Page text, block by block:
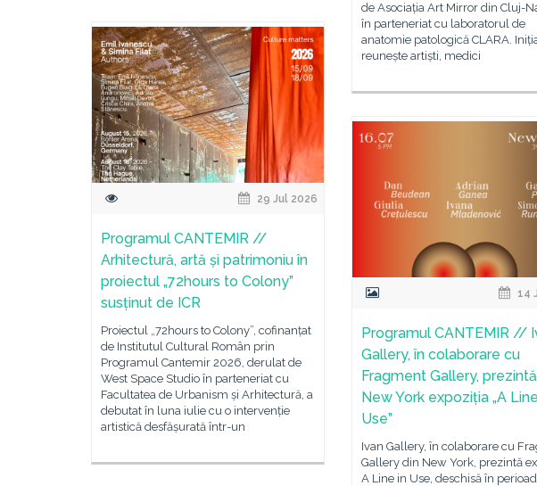
de Asociația Art Mirror din Cluj-
în parteneriat cu laboratorul de
anatomie patologică CLARA.
reunește artiști, medici
29 Jul 2026
Programul CANTEMIR //
Arhitectură, artă și patrimoniu în
proiectul „72hours to Colony”
susținut de ICR
Proiectul „72hours to Colony”, cofinanțat
de Institutul Cultural Român prin
Programul Cantemir 2026, derulat de
West Space Studio în parteneriat cu
Facultatea de Urbanism și Arhitectură, a
debutat în luna iulie cu o intervenție
artistică desfășurată într-un
14
Programul CANTEMIR //
Gallery, în colaborare cu
Fragment Gallery,
New York expoziția „A
Use”
Ivan Gallery, în colaborare cu
Gallery din New York, prezintă
A Line in Use, deschisă în